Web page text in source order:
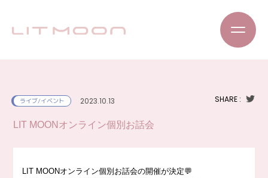
ライブ/イベント 2023.10.13 SHARE :
LIT MOONオンライン個別お話会
LIT MOONオンライン個別お話会の開催が決定💬